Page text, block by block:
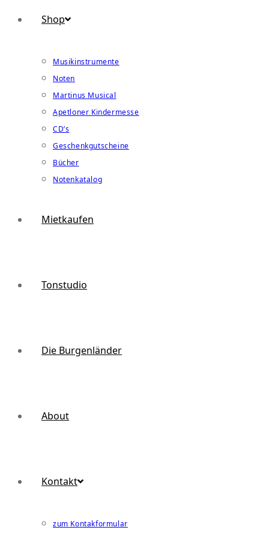
Shop
Musikinstrumente
Noten
Martinus Musical
Apetloner Kindermesse
CD’s
Geschenkgutscheine
Bücher
Notenkatalog
Mietkaufen
Tonstudio
Die Burgenländer
About
Kontakt
zum Kontakformular